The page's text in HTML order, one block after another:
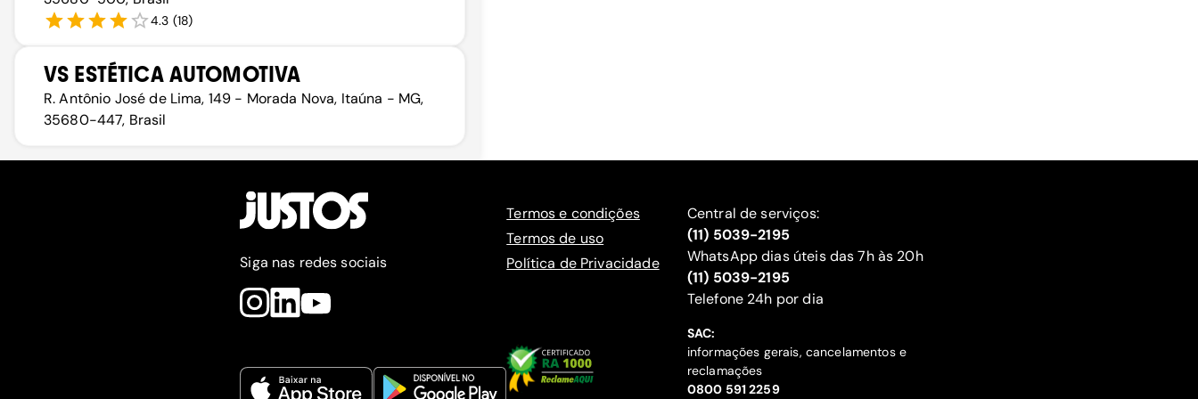
4.3 (18)
VS ESTÉTICA AUTOMOTIVA
R. Antônio José de Lima, 149 - Morada Nova, Itaúna - MG,
35680-447, Brasil
Siga nas redes sociais
Termos e condições
Termos de uso
Política de Privacidade
Central de serviços:
(11) 5039-2195
WhatsApp dias úteis das 7h às 20h
(11) 5039-2195
‍Telefone 24h por dia
SAC:
informações gerais, cancelamentos e
reclamações
‍0800 591 2259